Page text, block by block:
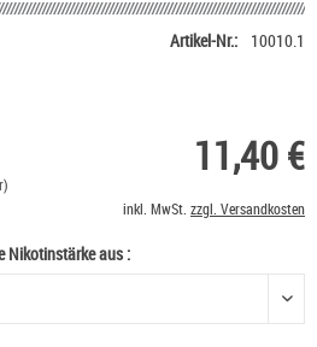
Artikel-Nr.: 10010.1
11,40 €
inkl. MwSt. zzgl. Versandkosten
Nikotinstärke aus :